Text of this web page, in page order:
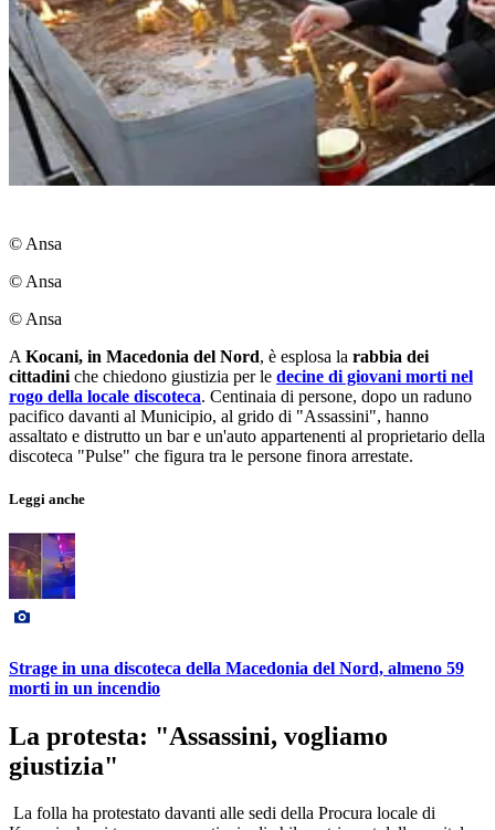
© Ansa
© Ansa
© Ansa
A Kocani, in Macedonia del Nord, è esplosa la rabbia dei
cittadini che chiedono giustizia per le decine di giovani morti nel
rogo della locale discoteca. Centinaia di persone, dopo un raduno
pacifico davanti al Municipio, al grido di "Assassini", hanno
assaltato e distrutto un bar e un'auto appartenenti al proprietario della
discoteca "Pulse" che figura tra le persone finora arrestate.
Leggi anche
Strage in una discoteca della Macedonia del Nord, almeno 59
morti in un incendio
La protesta: "Assassini, vogliamo
giustizia"
La folla ha protestato davanti alle sedi della Procura locale di